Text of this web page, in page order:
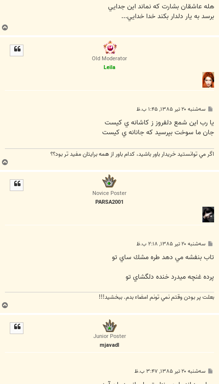
ت
هله عاشقان بشارت كه نماند اين جدايي
برسد به يار دلدار بكند خدا خدايي...
ب
ا
Old Moderator
Leila
پ
ت
سه‌شنبه ۲۰ تیر ۱۳۸۵, ۱:۴۵ ب.ظ
يا رب اين شمع دلفروز ز كاشانه ي كيست
جان ما سوخت بپرسيد كه جانانه ي كيست
اگر مي توانستيد خريدار باور باشيد، كدام باور از همه برايتان مفيد تر بود؟؟
ب
ا
Novice Poster
PARSA2001
پ
ت
سه‌شنبه ۲۰ تیر ۱۳۸۵, ۲:۱۸ ب.ظ
تاب بنفشه مي دهد طره مشك ساي تو
پرده غنچه ميدرد خنده دلگشاي تو
بعلت پر بودن وقتم نمي تونم امضاء بدم. ببخشيد!!!
ب
ا
Junior Poster
mjavadl
پ سه‌شنبه ۲۰ تیر ۱۳۸۵, ۳:۴۷ ب.ظ